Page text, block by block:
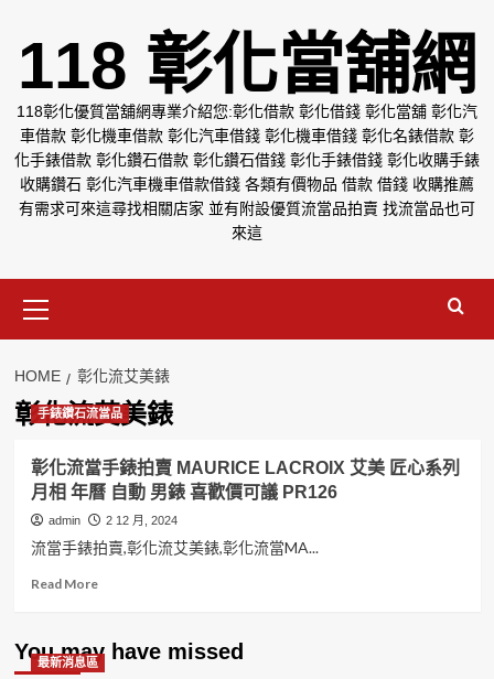
118 彰化當舖網
118彰化優質當舖網專業介紹您:彰化借款 彰化借錢 彰化當舖 彰化汽
車借款 彰化機車借款 彰化汽車借錢 彰化機車借錢 彰化名錶借款 彰
化手錶借款 彰化鑽石借款 彰化鑽石借錢 彰化手錶借錢 彰化收購手錶
收購鑽石 彰化汽車機車借款借錢 各類有價物品 借款 借錢 收購推薦
有需求可來這尋找相關店家 並有附設優質流當品拍賣 找流當品也可
來這
Menu
HOME 彰化流艾美錶
彰化流艾美錶
手錶鑽石流當品
彰化流當手錶拍賣 MAURICE LACROIX 艾美 匠心系列
月相 年曆 自動 男錶 喜歡價可議 PR126
admin 2 12 月, 2024
流當手錶拍賣,彰化流艾美錶,彰化流當MA...
Read MoreRead
彰
化
You may have missed
最新消息區